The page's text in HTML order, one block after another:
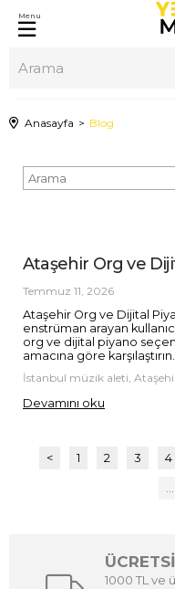
Menu
Anasayfa Blog
Ataşehir Org ve
Temmuz 11, 2026
Ataşehir Org ve Dijital
enstrüman arayan
org ve dijital piyano
amacına göre karşılaştırın.
İstanbul müzik aleti,
Devamını oku
< 1 2 3 4
...
1000 TL ve